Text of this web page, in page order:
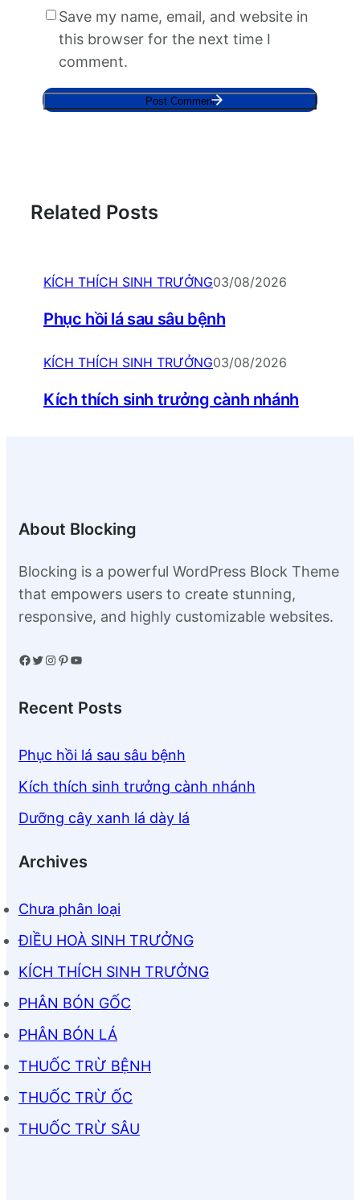
Save my name, email, and website in
this browser for the next time I
comment.
Related Posts
KÍCH THÍCH SINH TRƯỞNG03/08/2026
Phục hồi lá sau sâu bệnh
KÍCH THÍCH SINH TRƯỞNG03/08/2026
Kích thích sinh trưởng cành nhánh
About Blocking
Blocking is a powerful WordPress Block Theme
that empowers users to create stunning,
responsive, and highly customizable websites.
Facebook Twitter Instagram Pinterest YouTube
Recent Posts
Phục hồi lá sau sâu bệnh
Kích thích sinh trưởng cành nhánh
Dưỡng cây xanh lá dày lá
Archives
Chưa phân loại
ĐIỀU HOÀ SINH TRƯỞNG
KÍCH THÍCH SINH TRƯỞNG
PHÂN BÓN GỐC
PHÂN BÓN LÁ
THUỐC TRỪ BỆNH
THUỐC TRỪ ỐC
THUỐC TRỪ SÂU